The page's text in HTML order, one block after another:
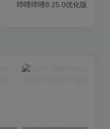
哔哩哔哩8.25.0优化版